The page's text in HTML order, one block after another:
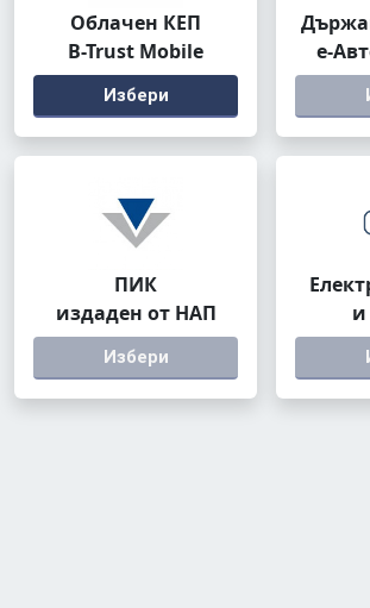
Облачен КЕП
B-Trust Mobile
Избери
е-
ПИК
издаден от НАП
Избери
и